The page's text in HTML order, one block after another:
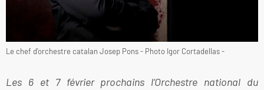
Le chef d'orchestre catalan Josep Pons - Photo Igor Cortadellas -
Les 6 et 7 février prochains l’Orchestre national du